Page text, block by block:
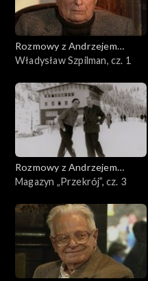
Rozmowy z Andrzejem
Doboszem
Władysław Szpilman, cz. 1
Rozmowy z Andrzejem
Doboszem
Magazyn „Przekrój”, cz. 3